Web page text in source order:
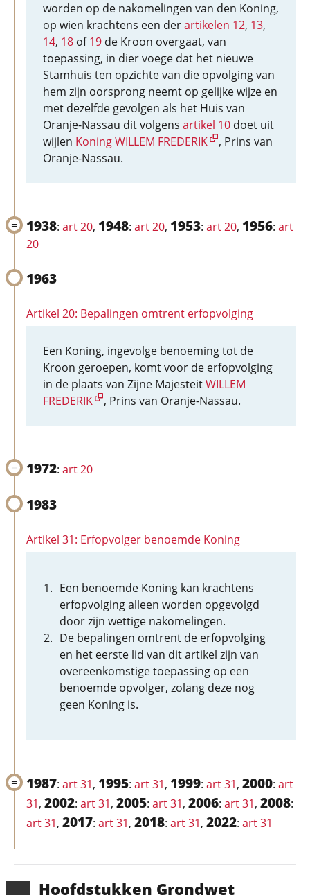
Hoofd­stukken Grondwet
worden op de nakomelingen van den Koning,
op wien krachtens een derartikelen 12, 13,
14, 18 of19 de Kroon overgaat, van
toepassing, in dier voege dat het nieuwe
Stamhuis ten opzichte van die opvolging van
hem zijn oorsprong neemt op gelijke wijze en
met dezelfde gevolgen als het Huis van
Oranje-Nassau dit volgens artikel 10 doet uit
wijlen Koning WILLEM FREDERIK
, Prins van
Oranje-Nassau.
1938: art 20, 1948: art 20, 1953: art 20, 1956: art
20
1963
Artikel 20: Bepalingen omtrent erfopvolging
Een Koning, ingevolge benoeming tot de
Kroon geroepen, komt voor de erfopvolging
in de plaats van Zijne MajesteitWILLEM
FREDERIK
, Prins van Oranje-Nassau.
1972: art 20
1983
Artikel 31: Erfopvolger benoemde Koning
Een benoemde Koning kan krachtens
erfopvolging alleen worden opgevolgd
door zijn wettige nakomelingen.
De bepalingen omtrent de erfopvolging
en het eerste lid van dit artikel zijn van
overeenkomstige toepassing op een
benoemde opvolger, zolang deze nog
geen Koning is.
1987: art 31, 1995: art 31, 1999: art 31, 2000: art
31, 2002: art 31, 2005: art 31, 2006: art 31, 2008:
art 31, 2017: art 31, 2018: art 31, 2022: art 31